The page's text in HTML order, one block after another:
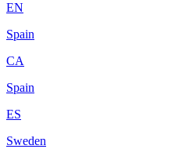
EN
Spain
CA
Spain
ES
Sweden